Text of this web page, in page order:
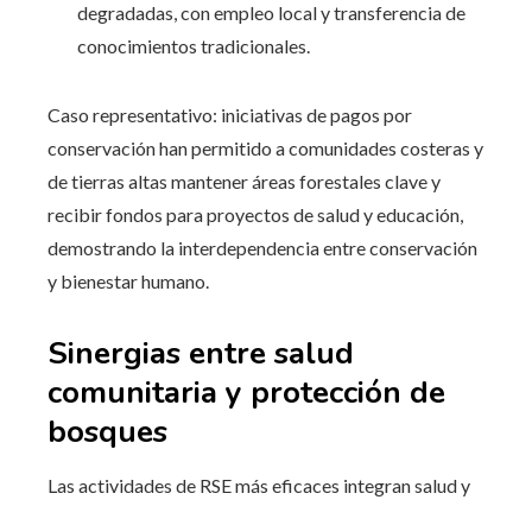
degradadas, con empleo local y transferencia de
conocimientos tradicionales.
Caso representativo: iniciativas de pagos por
conservación han permitido a comunidades costeras y
de tierras altas mantener áreas forestales clave y
recibir fondos para proyectos de salud y educación,
demostrando la interdependencia entre conservación
y bienestar humano.
Sinergias entre salud
comunitaria y protección de
bosques
Las actividades de RSE más eficaces integran salud y